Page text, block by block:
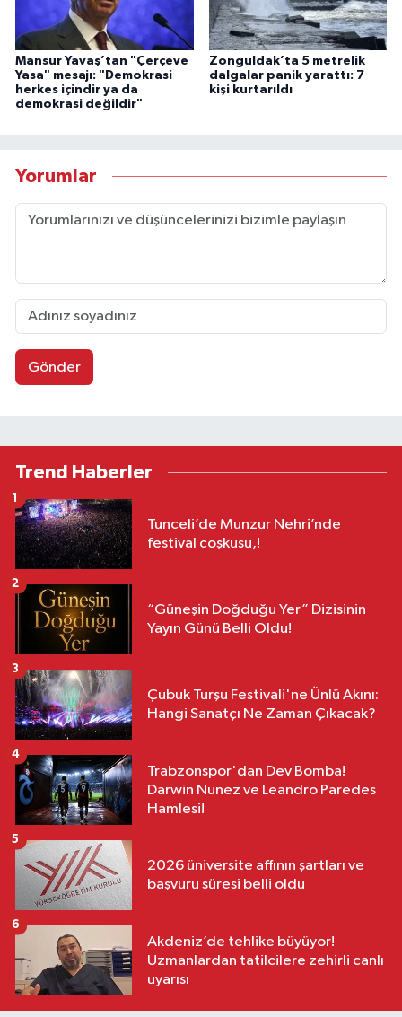
Mansur Yavaş’tan "Çerçeve
Yasa" mesajı: "Demokrasi
herkes içindir ya da
demokrasi değildir"
Zonguldak’ta 5 metrelik
dalgalar panik yarattı: 7
kişi kurtarıldı
Yorumlar
Gönder
Trend Haberler
Tunceli’de Munzur Nehri’nde
festival coşkusu,!
1
“Güneşin Doğduğu Yer” Dizisinin
Yayın Günü Belli Oldu!
2
Çubuk Turşu Festivali'ne Ünlü Akını:
Hangi Sanatçı Ne Zaman Çıkacak?
3
Trabzonspor'dan Dev Bomba!
Darwin Nunez ve Leandro Paredes
Hamlesi!
4
2026 üniversite affının şartları ve
başvuru süresi belli oldu
5
Akdeniz’de tehlike büyüyor!
Uzmanlardan tatilcilere zehirli canlı
uyarısı
6